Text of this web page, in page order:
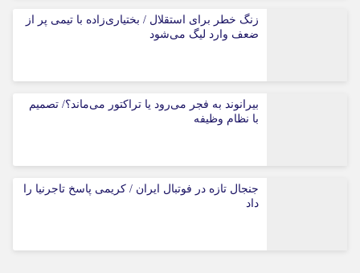
زنگ خطر برای استقلال / بختیاری‌زاده با تیمی پر از
ضعف وارد لیگ می‌شود
بیرانوند به فجر می‌رود یا تراکتور می‌ماند؟/ تصمیم
با نظام وظیفه
جنجال تازه در فوتبال ایران / کریمی پاسخ تاجرنیا را
داد